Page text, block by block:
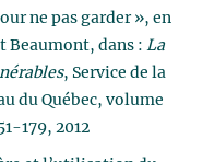
ne pas garder », en
Beaumont, dans : La
, Service de la
du Québec, volume
179, 2012